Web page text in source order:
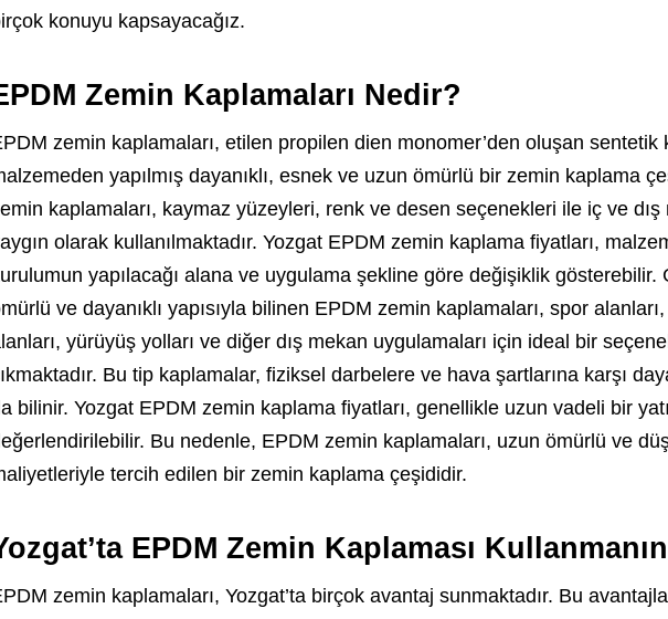
konuyu kapsayacağız.
Zemin Kaplamaları Nedir?
zemin kaplamaları, etilen propilen dien monomer’den oluşan sentetik
yapılmış dayanıklı, esnek ve uzun ömürlü bir zemin kaplama
kaplamaları, kaymaz yüzeyleri, renk ve desen seçenekleri ile iç ve dış
olarak kullanılmaktadır. Yozgat EPDM zemin kaplama fiyatları,
yapılacağı alana ve uygulama şekline göre değişiklik gösterebilir.
ve dayanıklı yapısıyla bilinen EPDM zemin kaplamaları, spor
yürüyüş yolları ve diğer dış mekan uygulamaları için ideal bir
Bu tip kaplamalar, fiziksel darbelere ve hava şartlarına karşı
bilinir. Yozgat EPDM zemin kaplama fiyatları, genellikle uzun vadeli bir
Bu nedenle, EPDM zemin kaplamaları, uzun ömürlü ve
tercih edilen bir zemin kaplama çeşididir.
EPDM Zemin Kaplaması
zemin kaplamaları, Yozgat’ta birçok avantaj sunmaktadır. Bu